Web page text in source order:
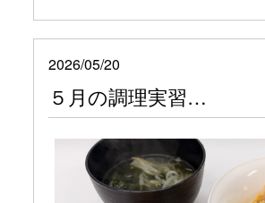
2026/05/20
５月の調理実習…